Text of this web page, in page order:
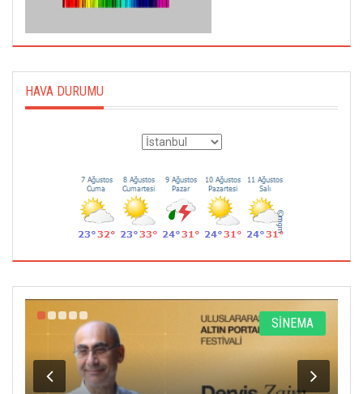
HAVA DURUMU
SİNEMA